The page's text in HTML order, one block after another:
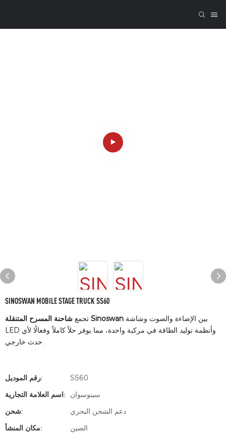
SINOSWAN MOBILE STAGE TRUCK SS60
تجمع شاحنة المسرح المتنقلة Sinoswan
LED وأنظمة توليد الطاقة في مركبة واحدة، مما يوفر حلاً كاملاً وفعالًا لأي
حدث خارجي.
رقم الموديل:
SS60
اسم العلامة التجارية:
سينوسوان
شحن:
دعم الشحن البحري
مكان المنشأ:
الصين